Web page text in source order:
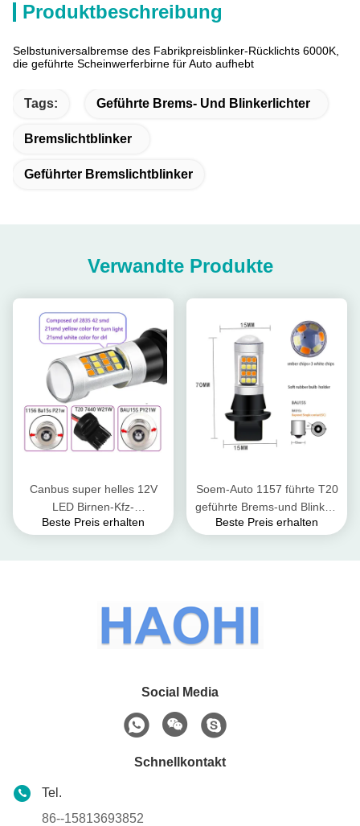
Produktbeschreibung
Selbstuniversalbremse des Fabrikpreisblinker-Rücklichts 6000K,
die geführte Scheinwerferbirne für Auto aufhebt
Tags: Geführte Brems- Und Blinkerlichter
Bremslichtblinker
Geführter Bremslichtblinker
Verwandte Produkte
Canbus super helles 12V
LED Birnen-Kfz-
Kennzeichen-Licht Bremsder
Beste Preis erhalten
Soem-Auto 1157 führte T20
geführte Brems-und Blinker-
Lichter 2835 7443 Auto-
Beste Preis erhalten
Social Media
Schnellkontakt
Tel.
86--15813693852